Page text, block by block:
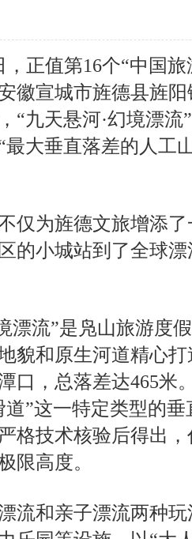
正值第16个“中国旅
徽宣城市旌德县旌
“九天悬河·幻境漂流
最大垂直落差的人工
为旌德文旅增添了
的小城站到了全球
流”是凫山旅游度
貌和原生河道精心
口，总落差达465米
”这一特定类型的垂
格技术核验后得出
限高度。
和亲子漂流两种玩